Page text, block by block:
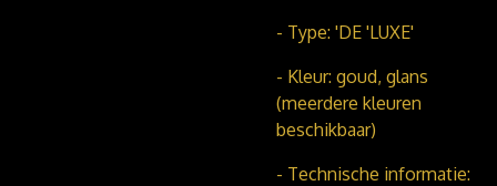
- Type: 'DE 'LUXE'
- Kleur: goud, glans
(meerdere kleuren
beschikbaar)
- Technische informatie: